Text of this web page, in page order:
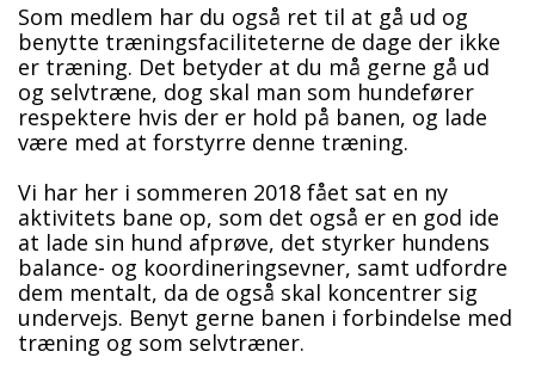
Som medlem har du også ret til at gå ud og
benytte træningsfaciliteterne de dage der ikke
er træning. Det betyder at du må gerne gå ud
og selvtræne, dog skal man som hundefører
respektere hvis der er hold på banen, og lade
være med at forstyrre denne træning.
Vi har her i sommeren 2018 fået sat en ny
aktivitets bane op, som det også er en god ide
at lade sin hund afprøve, det styrker hundens
balance- og koordineringsevner, samt udfordre
dem mentalt, da de også skal koncentrer sig
undervejs. Benyt gerne banen i forbindelse med
træning og som selvtræner.